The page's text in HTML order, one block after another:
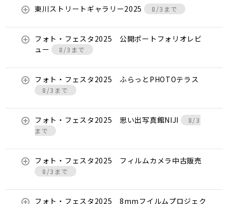
東川ストリートギャラリー2025 8/3まで
フォト・フェスタ2025 公開ポートフォリオレビ
ュー
8/3まで
フォト・フェスタ2025 ふらっとPHOTOテラス
8/3まで
フォト・フェスタ2025 思い出写真館NIJI
8/3
まで
フォト・フェスタ2025 フィルムカメラ中古販売
8/3まで
フォト・フェスタ2025 8mmフイルムプロジェク